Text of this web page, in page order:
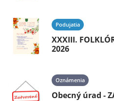
Podujatia
XXXIII.
2026
Oznámenia
Obecný úrad -